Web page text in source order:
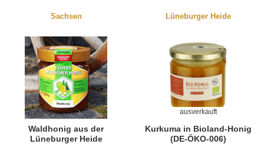
Sachsen Lüneburger Heide
Waldhonig aus der
Lüneburger Heide
Kurkuma in Bioland-Honig
(DE-ÖKO-006)
ausverkauft